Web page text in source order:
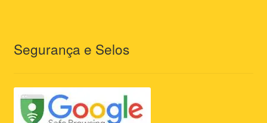
Segurança e Selos